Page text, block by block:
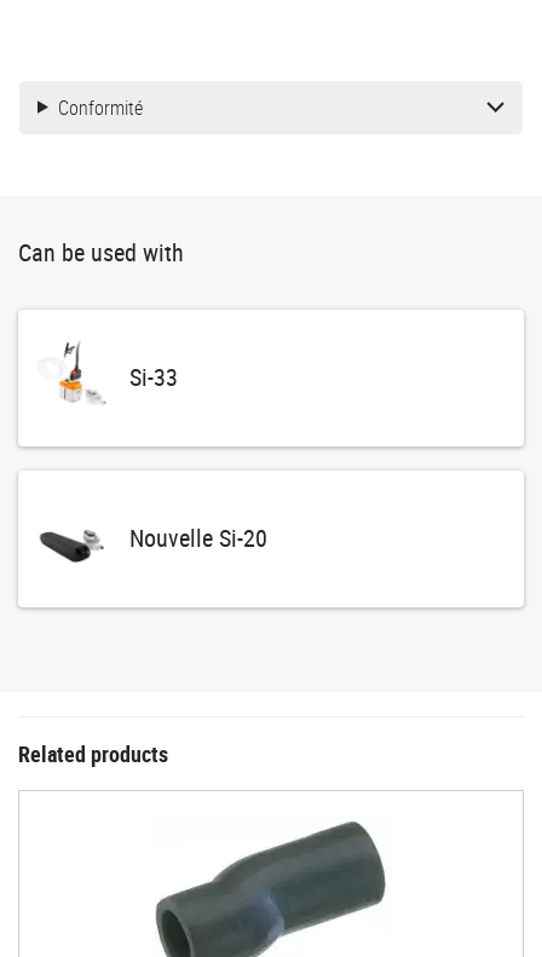
Conformité
Can be used with
Si-33
Nouvelle Si-20
Related products